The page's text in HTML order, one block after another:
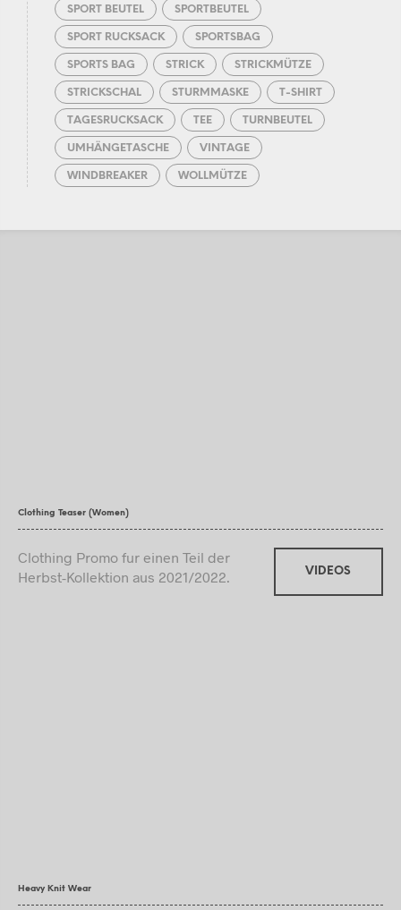
SPORT BEUTEL SPORTBEUTEL
SPORT RUCKSACK SPORTSBAG
SPORTS BAG STRICK STRICKMÜTZE
STRICKSCHAL STURMMASKE T-SHIRT
TAGESRUCKSACK TEE TURNBEUTEL
UMHÄNGETASCHE VINTAGE
WINDBREAKER WOLLMÜTZE
Clothing Teaser (Women)
Clothing Promo fur einen Teil der
Herbst-Kollektion aus 2021/2022.
VIDEOS
Heavy Knit Wear